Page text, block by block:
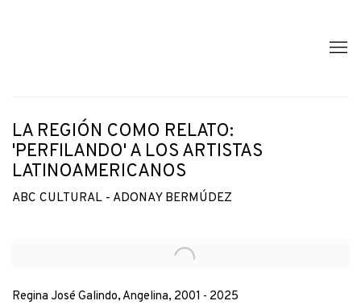
LA REGIÓN COMO RELATO:
'PERFILANDO' A LOS ARTISTAS
LATINOAMERICANOS
ABC CULTURAL - ADONAY BERMÚDEZ
Open a larger version of the following image in a popup:
Regina José Galindo, Angelina, 2001 - 2025